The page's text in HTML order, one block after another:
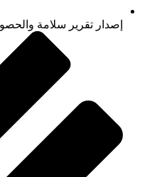
إصدار تقرير سلامة